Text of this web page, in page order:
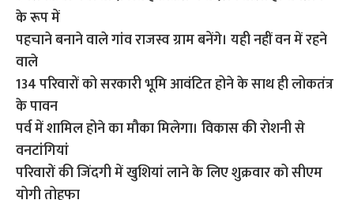
के रूप में
पहचाने बनाने वाले गांव राजस्व ग्राम बनेंगे। यही नहीं वन में रहने
वाले
134 परिवारों को सरकारी भूमि आवंटित होने के साथ ही लोकतंत्र
के पावन
पर्व में शामिल होने का मौका मिलेगा। विकास की रोशनी से
वनटांगियां
परिवारों की जिंदगी में खुशियां लाने के लिए शुक्रवार को सीएम
योगी तोहफा